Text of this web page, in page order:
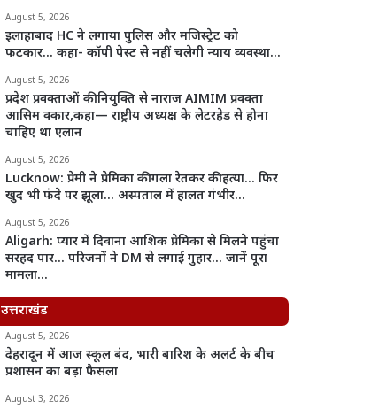
August 5, 2026
इलाहाबाद HC ने लगाया पुलिस और मजिस्ट्रेट को
फटकार… कहा- कॉपी पेस्ट से नहीं चलेगी न्याय व्यवस्था…
August 5, 2026
प्रदेश प्रवक्ताओं की नियुक्ति से नाराज AIMIM प्रवक्ता
आसिम वकार,कहा— राष्ट्रीय अध्यक्ष के लेटरहेड से होना
चाहिए था एलान
August 5, 2026
Lucknow: प्रेमी ने प्रेमिका की गला रेतकर की हत्या… फिर
खुद भी फंदे पर झूला… अस्पताल में हालत गंभीर…
August 5, 2026
Aligarh: प्यार में दिवाना आशिक प्रेमिका से मिलने पहुंचा
सरहद पार… परिजनों ने DM से लगाई गुहार… जानें पूरा
मामला…
उत्तराखंड
August 5, 2026
देहरादून में आज स्कूल बंद, भारी बारिश के अलर्ट के बीच
प्रशासन का बड़ा फैसला
August 3, 2026